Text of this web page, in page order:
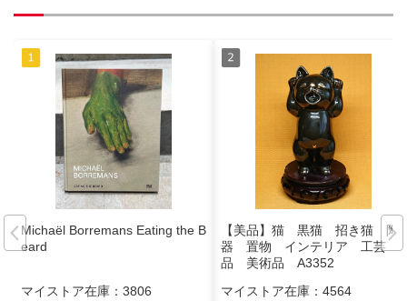
Michaël Borremans Eating the B
eard
マイストア在庫： 3806
【美品】猫 黒猫 招き猫 陶
器 置物 インテリア 工芸
品 美術品 A3352
マイストア在庫： 4564